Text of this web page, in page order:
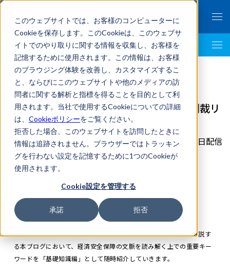
このウェブサイトでは、お客様のコンピューターに
Cookieを保存します。このCookieは、このウェブサ
イトでのやり取りに関する情報を収集し、お客様を
記憶するために使用されます。この情報は、お客様
のブラウジング体験を改善し、カスタマイズするこ
と、ならびにこのウェブサイトや他のメディアの訪
問者に関する解析と指標を得ることを目的として利
用されます。当社で使用するCookieについての詳細
は、 Cookieポリシーをご覧ください。
拒否した場合、このウェブサイトを訪問したときに
情報は追跡されません。ブラウザーではトラッキン
グを行わない設定を記憶するために1つのCookieが
使用されます。
Cookie設定を管理する
承諾 拒否
Economic Security Top
【経済安全保障 基礎知識編 Vol.1】「制裁リ
スト」とは？
2022年07月15日配信
複雑化する世界情勢、規制動向、AIテクノロジーが担う役割を解説す
る本ブログにおいて、経済安全保障の文脈を読み解く上での重要キー
ワードを「基礎知識編」として随時紹介していきます。